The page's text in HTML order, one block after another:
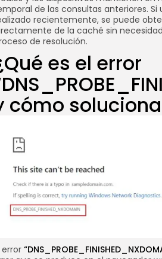
de las consultas anteriores. Si
recientemente, se puede
de la caché sin
de resolución.
es el error
cómo
error